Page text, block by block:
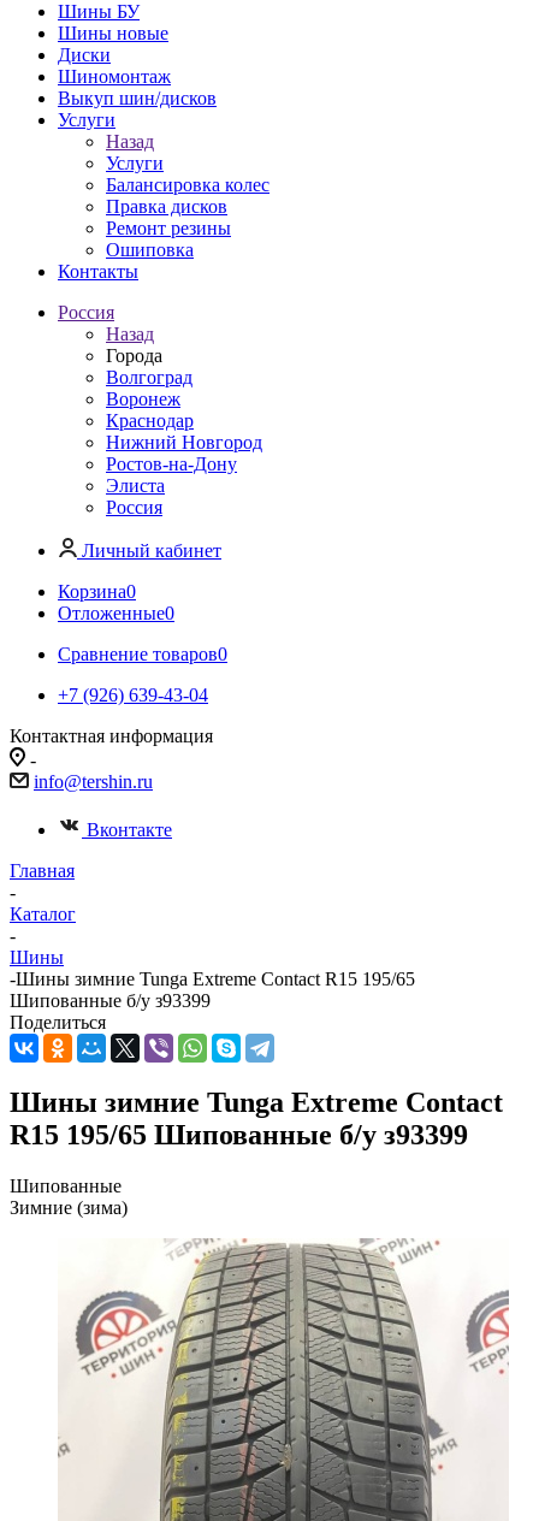
Шины БУ
Шины новые
Диски
Шиномонтаж
Выкуп шин/дисков
Услуги
Назад
Услуги
Балансировка колес
Правка дисков
Ремонт резины
Ошиповка
Контакты
Россия
Назад
Города
Волгоград
Воронеж
Краснодар
Нижний Новгород
Ростов-на-Дону
Элиста
Россия
Личный кабинет
Корзина0
Отложенные0
Сравнение товаров0
+7 (926) 639-43-04
Контактная информация
-
info@tershin.ru
Вконтакте
Главная
-
Каталог
-
Шины
-Шины зимние Tunga Extreme Contact R15 195/65
Шипованные б/у з93399
Поделиться
Шины зимние Tunga Extreme Contact
R15 195/65 Шипованные б/у з93399
Шипованные
Зимние (зима)